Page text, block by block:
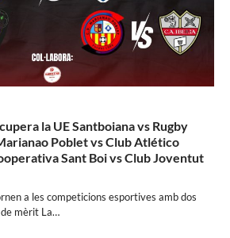
la UE Santboiana vs Rugby
Poblet vs Club Atlético
Sant Boi vs Club Joventut
a les competicions esportives amb dos
mèrit La…